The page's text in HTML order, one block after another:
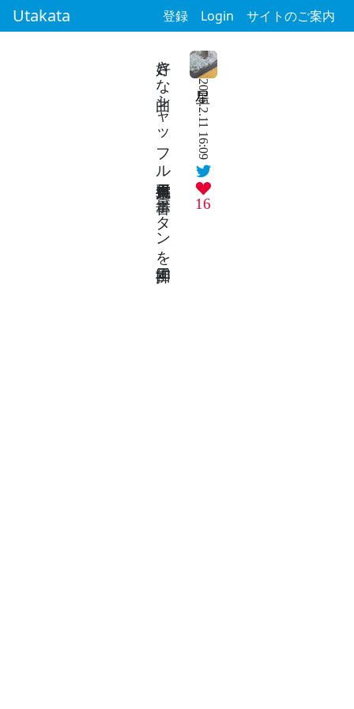
Utakata 登録 Login サイトのご案内
2026.2.11 16:09
16
好きな曲シャッフル再生満員電車 音量ボタンを二回押す